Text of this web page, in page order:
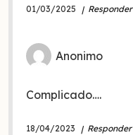
01/03/2025 Responder
Anonimo
Complicado….
18/04/2023 Responder